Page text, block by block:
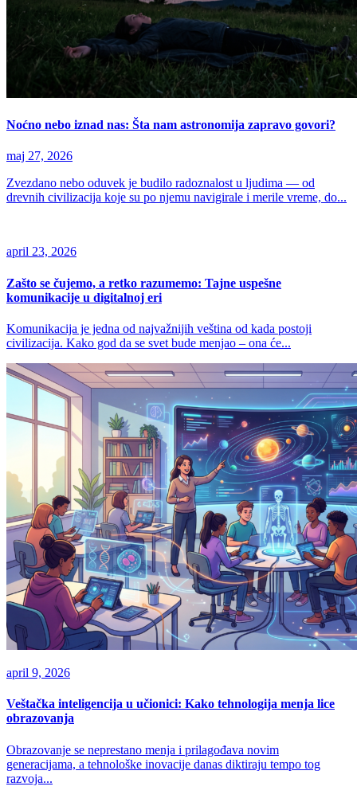
Noćno nebo iznad nas: Šta nam astronomija zapravo govori?
maj 27, 2026
Zvezdano nebo oduvek je budilo radoznalost u ljudima — od
drevnih civilizacija koje su po njemu navigirale i merile vreme, do...
april 23, 2026
Zašto se čujemo, a retko razumemo: Tajne uspešne
komunikacije u digitalnoj eri
Komunikacija je jedna od najvažnijih veština od kada postoji
civilizacija. Kako god da se svet bude menjao – ona će...
april 9, 2026
Veštačka inteligencija u učionici: Kako tehnologija menja lice
obrazovanja
Obrazovanje se neprestano menja i prilagođava novim
generacijama, a tehnološke inovacije danas diktiraju tempo tog
razvoja...